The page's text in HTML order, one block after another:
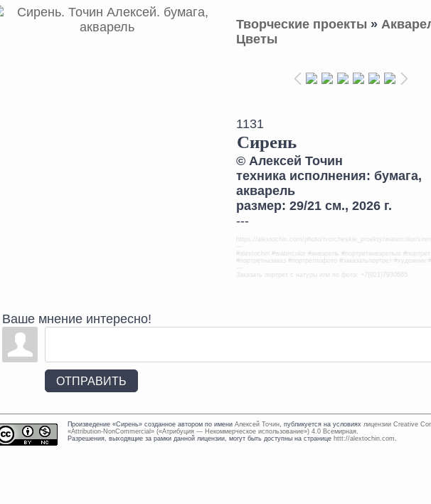
Творческие проекты »
Цветы
1131
Сирень
© Алексей Точин
техника исполнения: бумага,
акварель
размер: 29/21 см., 2026 г.
---
https://alextochin.com/photo/tvorcheskie_proekty/watercolor/siren/
#alextochin #watercolor #акварель #портретакварелью #портрет
#портретназаказ #портретпофото #заказатьпортрет #художник
Заказать портрет с натуры или по фото: +7(921)7930665
Ваше мнение интересно!
ОТПРАВИТЬ
Произведение «Сирень» созданное автором по имениАлексей Точин, публикуется на условияхлицензии Creative
«Attribution-NonCommercial» («Атрибуция — Некоммерческое использование») 4.0 Всемирная.
Разрешения, выходящие за рамки данной лицензии, могут быть доступны на странице httt://alextochin.com.